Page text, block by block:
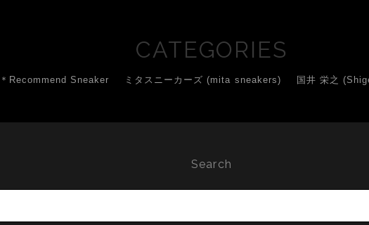
CATEGORIES
＊Recommend Sneaker ミタスニーカーズ (mita sneakers) 国井 栄之
Search